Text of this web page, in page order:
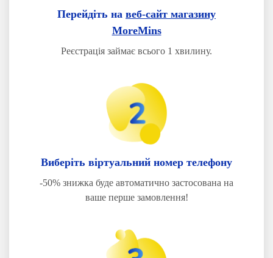
Перейдіть на веб-сайт магазину
MoreMins
Реєстрація займає всього 1 хвилину.
Виберіть віртуальний номер телефону
-50% знижка буде автоматично застосована на
ваше перше замовлення!